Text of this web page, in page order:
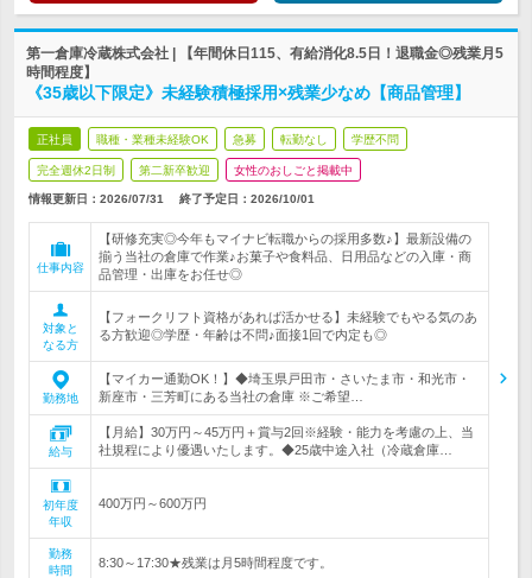
第一倉庫冷蔵株式会社 | 【年間休日115、有給消化8.5日！退職金◎残業月5
時間程度】
《35歳以下限定》未経験積極採用×残業少なめ【商品管理】
正社員 職種・業種未経験OK 急募 転勤なし 学歴不問
完全週休2日制 第二新卒歓迎 女性のおしごと掲載中
情報更新日：2026/07/31 終了予定日： 2026/10/01
仕事内容
【研修充実◎今年もマイナビ転職からの採用多数♪】最新設備の
揃う当社の倉庫で作業♪お菓子や食料品、日用品などの入庫・商
品管理・出庫をお任せ◎
対象と
なる方
【フォークリフト資格があれば活かせる】未経験でもやる気のあ
る方歓迎◎学歴・年齢は不問♪面接1回で内定も◎
勤務地
【マイカー通勤OK！】◆埼玉県戸田市・さいたま市・和光市・
新座市・三芳町にある当社の倉庫 ※ご希望…
給与
【月給】30万円～45万円＋賞与2回※経験・能力を考慮の上、当
社規程により優遇いたします。◆25歳中途入社（冷蔵倉庫…
初年度
年収
400万円～600万円
勤務
時間
8:30～17:30★残業は月5時間程度です。